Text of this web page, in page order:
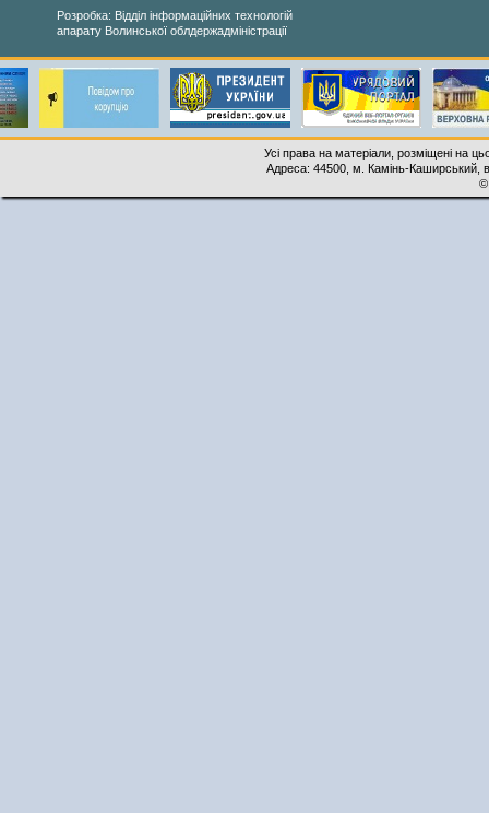
Розробка: Відділ інформаційних технологій
апарату Волинської облдержадміністрації
Усі права на матеріали, розміщені на
Адреса: 44500, м. Камінь-Каширський,
©